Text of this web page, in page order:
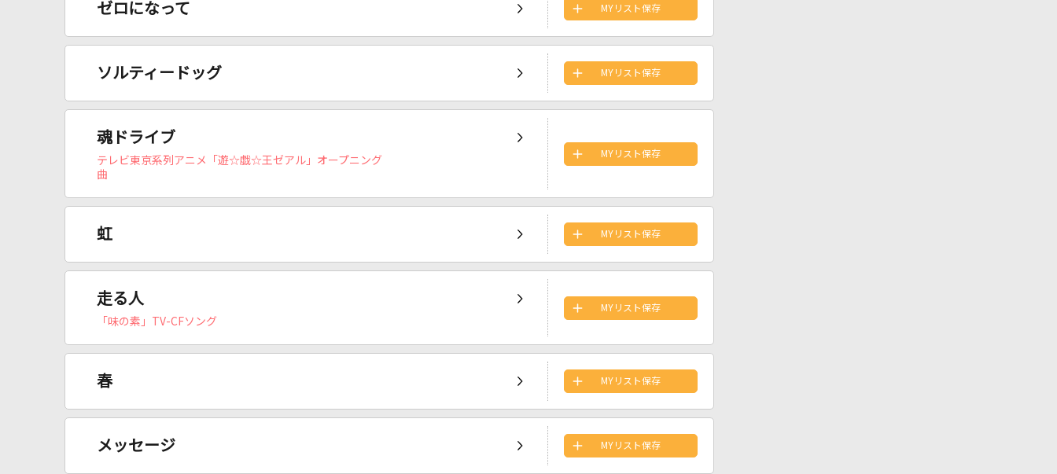
ゼロになって MYリスト保存
ソルティードッグ MYリスト保存
魂ドライブ
テレビ東京系列アニメ「遊☆戯☆王ゼアル」オープニング
曲
MYリスト保存
虹 MYリスト保存
走る人
「味の素」TV-CFソング
MYリスト保存
春 MYリスト保存
メッセージ MYリスト保存